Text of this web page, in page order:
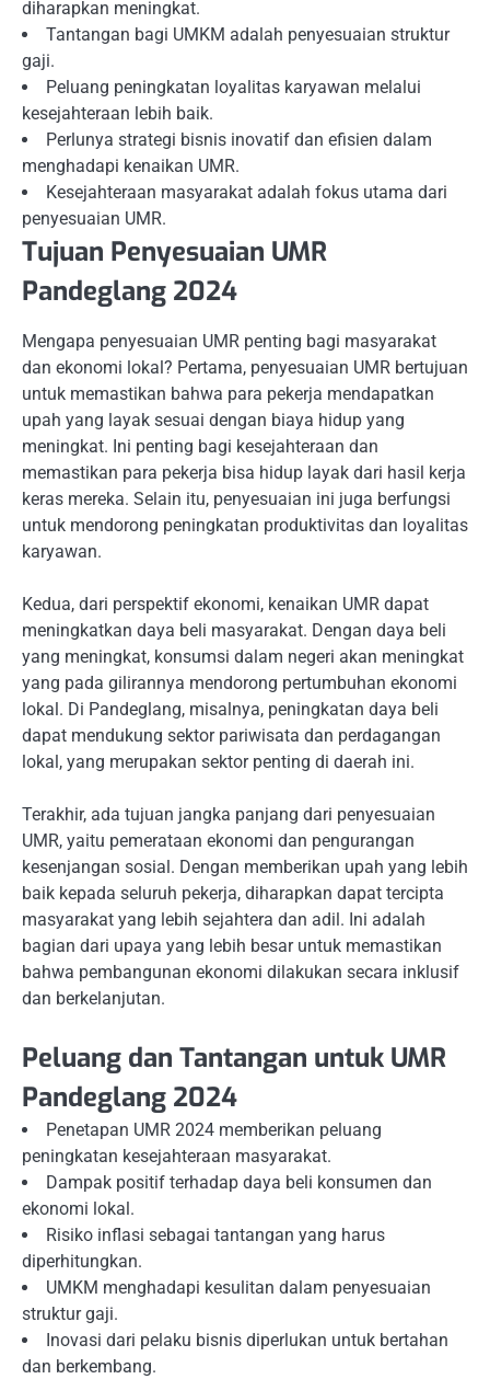
diharapkan meningkat.
Tantangan bagi UMKM adalah penyesuaian struktur
gaji.
Peluang peningkatan loyalitas karyawan melalui
kesejahteraan lebih baik.
Perlunya strategi bisnis inovatif dan efisien dalam
menghadapi kenaikan UMR.
Kesejahteraan masyarakat adalah fokus utama dari
penyesuaian UMR.
Tujuan Penyesuaian UMR
Pandeglang 2024
Mengapa penyesuaian UMR penting bagi masyarakat
dan ekonomi lokal? Pertama, penyesuaian UMR bertujuan
untuk memastikan bahwa para pekerja mendapatkan
upah yang layak sesuai dengan biaya hidup yang
meningkat. Ini penting bagi kesejahteraan dan
memastikan para pekerja bisa hidup layak dari hasil kerja
keras mereka. Selain itu, penyesuaian ini juga berfungsi
untuk mendorong peningkatan produktivitas dan loyalitas
karyawan.
Kedua, dari perspektif ekonomi, kenaikan UMR dapat
meningkatkan daya beli masyarakat. Dengan daya beli
yang meningkat, konsumsi dalam negeri akan meningkat
yang pada gilirannya mendorong pertumbuhan ekonomi
lokal. Di Pandeglang, misalnya, peningkatan daya beli
dapat mendukung sektor pariwisata dan perdagangan
lokal, yang merupakan sektor penting di daerah ini.
Terakhir, ada tujuan jangka panjang dari penyesuaian
UMR, yaitu pemerataan ekonomi dan pengurangan
kesenjangan sosial. Dengan memberikan upah yang lebih
baik kepada seluruh pekerja, diharapkan dapat tercipta
masyarakat yang lebih sejahtera dan adil. Ini adalah
bagian dari upaya yang lebih besar untuk memastikan
bahwa pembangunan ekonomi dilakukan secara inklusif
dan berkelanjutan.
Peluang dan Tantangan untuk UMR
Pandeglang 2024
Penetapan UMR 2024 memberikan peluang
peningkatan kesejahteraan masyarakat.
Dampak positif terhadap daya beli konsumen dan
ekonomi lokal.
Risiko inflasi sebagai tantangan yang harus
diperhitungkan.
UMKM menghadapi kesulitan dalam penyesuaian
struktur gaji.
Inovasi dari pelaku bisnis diperlukan untuk bertahan
dan berkembang.